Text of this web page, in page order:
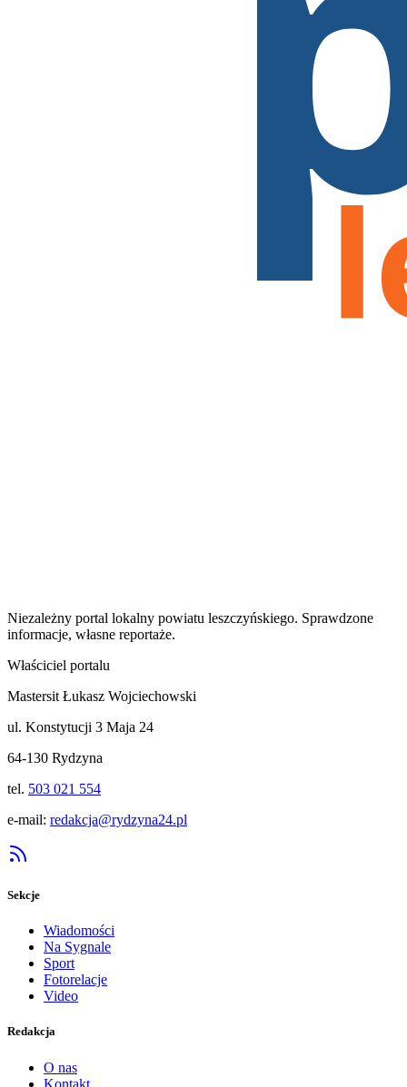
Niezależny portal lokalny powiatu leszczyńskiego. Sprawdzone
informacje, własne reportaże.
Właściciel portalu
Mastersit Łukasz Wojciechowski
ul. Konstytucji 3 Maja 24
64-130 Rydzyna
tel. 503 021 554
e-mail: redakcja@rydzyna24.pl
Sekcje
Wiadomości
Na Sygnale
Sport
Fotorelacje
Video
Redakcja
O nas
Kontakt